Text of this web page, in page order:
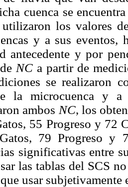
cuenca se
los valores
y a sus eventos,
antecedente y por
NCa partir de
se realizaron
la microcuenca y a
ambos NC, los
55 Progreso y 72
79 Progreso y
significativas entre
las tablas del SCS
usar